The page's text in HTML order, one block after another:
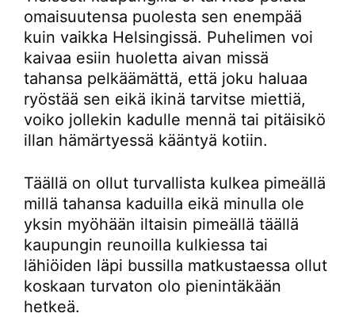
omaisuutensa puolesta sen enempää
kuin vaikka Helsingissä. Puhelimen voi
kaivaa esiin huoletta aivan missä
tahansa pelkäämättä, että joku haluaa
ryöstää sen eikä ikinä tarvitse miettiä,
voiko jollekin kadulle mennä tai pitäisikö
illan hämärtyessä kääntyä kotiin.
Täällä on ollut turvallista kulkea pimeällä
millä tahansa kaduilla eikä minulla ole
yksin myöhään iltaisin pimeällä täällä
kaupungin reunoilla kulkiessa tai
lähiöiden läpi bussilla matkustaessa ollut
koskaan turvaton olo pienintäkään
hetkeä.